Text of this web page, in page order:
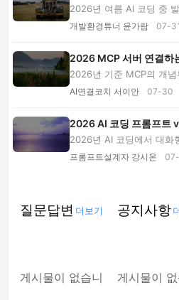
2026년 여름 AI 코딩 중
하의 원인을 진단하고,
개발환경튜너 윤가람 07-31
2026 MCP 서버 연결하
2026년 기준 MCP의 개
한 제한, 비용 관리와 오류
AI연결코치 서이안 07-30
2026 AI 코딩 프롬프트
2026년 AI 코딩에서 대화
속도, 정확도, 비용, 보안,
프롬프트설계자 강시온
질문답변
게시물이 없습니
더보기 공지사항
게시물이